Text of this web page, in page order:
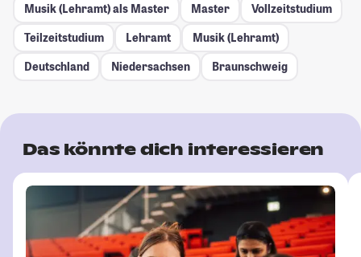
Musik (Lehramt) als Master
Master
Vollzeitstudium
Teilzeitstudium
Lehramt
Musik (Lehramt)
Deutschland
Niedersachsen Braunschweig
Das könnte dich interessieren